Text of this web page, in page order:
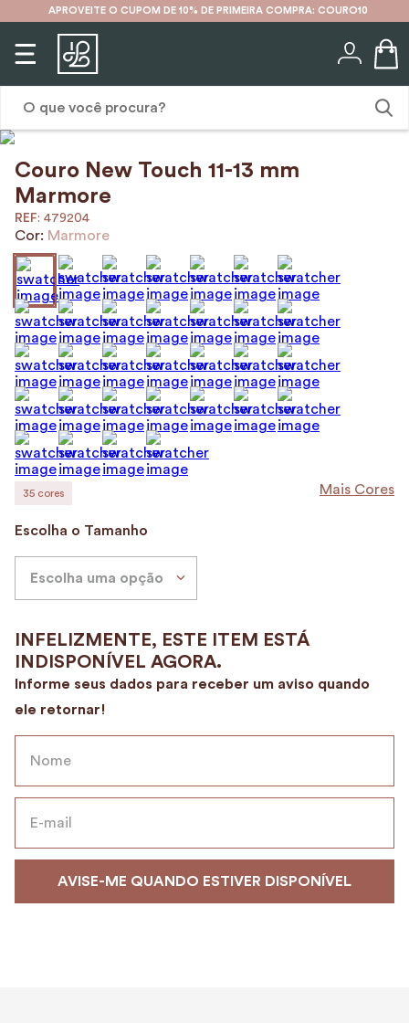
APROVEITE O CUPOM DE 10% DE PRIMEIRA COMPRA: COURO10
Couro New Touch 11-13 mm
Marmore
: 479204
Cor: Marmore
35cores Mais Cores
Escolha o Tamanho
Escolha uma opção
1º
karina
mochila
3 º
couro
4º
cinto
5º
bolsa
6º
carteira
7º
avental
8
nécessaire
9º
encanto
10º case